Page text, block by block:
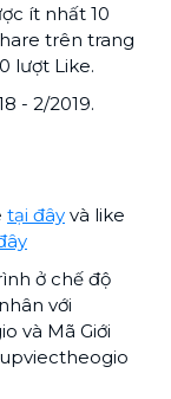
ít nhất 10
trên trang
lượt Like.
- 2/2019.
tại đây và like
ở chế độ
với
và Mã Giới